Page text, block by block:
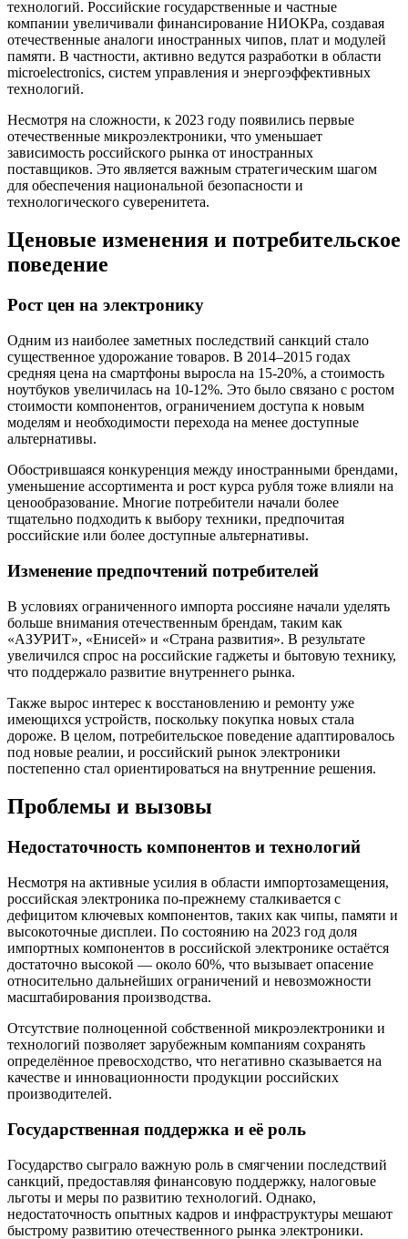
технологий. Российские государственные и частные
компании увеличивали финансирование НИОКРа, создавая
отечественные аналоги иностранных чипов, плат и модулей
памяти. В частности, активно ведутся разработки в области
microelectronics, систем управления и энергоэффективных
технологий.
Несмотря на сложности, к 2023 году появились первые
отечественные микроэлектроники, что уменьшает
зависимость российского рынка от иностранных
поставщиков. Это является важным стратегическим шагом
для обеспечения национальной безопасности и
технологического суверенитета.
Ценовые изменения и потребительское
поведение
Рост цен на электронику
Одним из наиболее заметных последствий санкций стало
существенное удорожание товаров. В 2014–2015 годах
средняя цена на смартфоны выросла на 15-20%, а стоимость
ноутбуков увеличилась на 10-12%. Это было связано с ростом
стоимости компонентов, ограничением доступа к новым
моделям и необходимости перехода на менее доступные
альтернативы.
Обострившаяся конкуренция между иностранными брендами,
уменьшение ассортимента и рост курса рубля тоже влияли на
ценообразование. Многие потребители начали более
тщательно подходить к выбору техники, предпочитая
российские или более доступные альтернативы.
Изменение предпочтений потребителей
В условиях ограниченного импорта россияне начали уделять
больше внимания отечественным брендам, таким как
«АЗУРИТ», «Енисей» и «Страна развития». В результате
увеличился спрос на российские гаджеты и бытовую технику,
что поддержало развитие внутреннего рынка.
Также вырос интерес к восстановлению и ремонту уже
имеющихся устройств, поскольку покупка новых стала
дороже. В целом, потребительское поведение адаптировалось
под новые реалии, и российский рынок электроники
постепенно стал ориентироваться на внутренние решения.
Проблемы и вызовы
Недостаточность компонентов и технологий
Несмотря на активные усилия в области импортозамещения,
российская электроника по-прежнему сталкивается с
дефицитом ключевых компонентов, таких как чипы, памяти и
высокоточные дисплеи. По состоянию на 2023 год доля
импортных компонентов в российской электронике остаётся
достаточно высокой — около 60%, что вызывает опасение
относительно дальнейших ограничений и невозможности
масштабирования производства.
Отсутствие полноценной собственной микроэлектроники и
технологий позволяет зарубежным компаниям сохранять
определённое превосходство, что негативно сказывается на
качестве и инновационности продукции российских
производителей.
Государственная поддержка и её роль
Государство сыграло важную роль в смягчении последствий
санкций, предоставляя финансовую поддержку, налоговые
льготы и меры по развитию технологий. Однако,
недостаточность опытных кадров и инфраструктуры мешают
быстрому развитию отечественного рынка электроники.